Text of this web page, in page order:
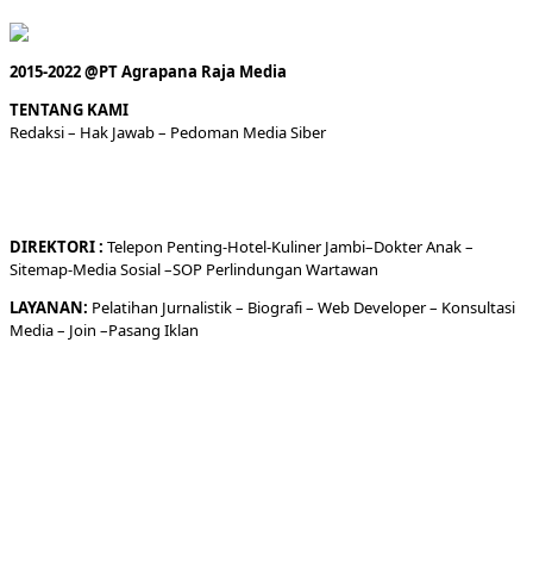
2015-2022 @PT Agrapana Raja Media
TENTANG KAMI
Redaksi– Hak Jawab – Pedoman Media Siber
DIREKTORI: Telepon Penting-Hotel-KulinerJambi–DokterAnak –
Sitemap-Media Sosial –SOP Perlindungan Wartawan
LAYANAN: Pelatihan Jurnalistik – Biografi– Web Developer– Konsultasi
Media– Join –Pasang Iklan